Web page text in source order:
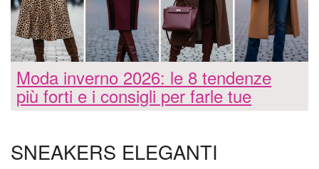
Moda inverno 2026: le 8 tendenze
più forti e i consigli per farle tue
SNEAKERS ELEGANTI